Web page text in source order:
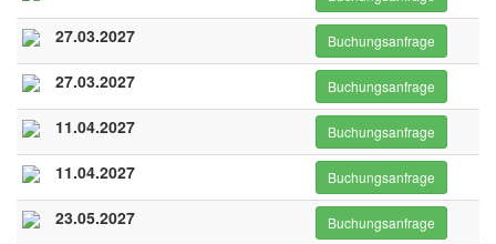
27.03.2027 Buchungsanfrage
27.03.2027 Buchungsanfrage
11.04.2027 Buchungsanfrage
11.04.2027 Buchungsanfrage
23.05.2027 Buchungsanfrage